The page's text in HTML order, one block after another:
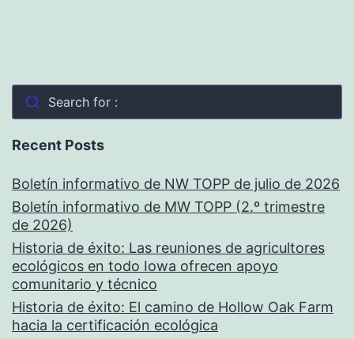
Search for :
Recent Posts
Boletín informativo de NW TOPP de julio de 2026
Boletín informativo de MW TOPP (2.º trimestre
de 2026)
Historia de éxito: Las reuniones de agricultores
ecológicos en todo Iowa ofrecen apoyo
comunitario y técnico
Historia de éxito: El camino de Hollow Oak Farm
hacia la certificación ecológica